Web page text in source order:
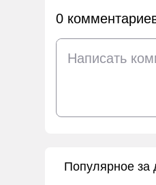
0
Популярное за